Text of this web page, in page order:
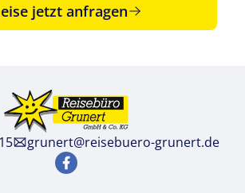
jetzt anfragen
grunert@reisebuero-grunert.de